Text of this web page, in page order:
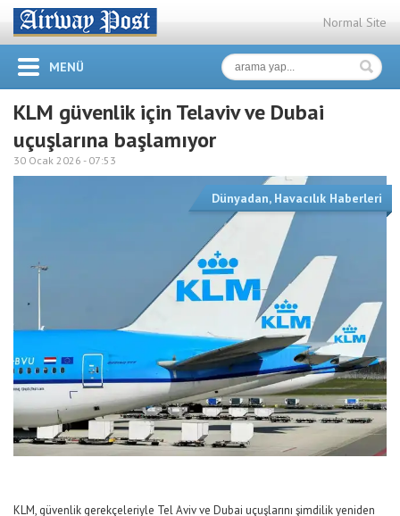
Normal Site
MENÜ
KLM güvenlik için Telaviv ve Dubai
uçuşlarına başlamıyor
30 Ocak 2026 - 07:53
Dünyadan, Havacılık Haberleri
KLM, güvenlik gerekçeleriyle Tel Aviv ve Dubai uçuşlarını şimdilik yeniden